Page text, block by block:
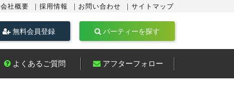
会社概要 採用情報 お問い合わせ サイトマップ
無料会員登録 パーティーを探す
よくあるご質問 アフターフォロー